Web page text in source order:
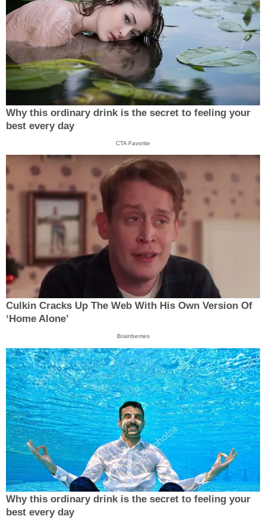
Why this ordinary drink is the secret to feeling your
best every day
CTA Favorite
Culkin Cracks Up The Web With His Own Version Of
‘Home Alone’
Brainberries
Why this ordinary drink is the secret to feeling your
best every day